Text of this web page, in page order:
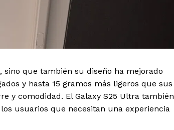
sino que también su diseño ha mejorado
y hasta 15 gramos más ligeros que sus
y comodidad. El Galaxy S25 Ultra también
usuarios que necesitan una experiencia